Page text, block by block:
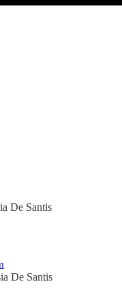
De Santis
De Santis